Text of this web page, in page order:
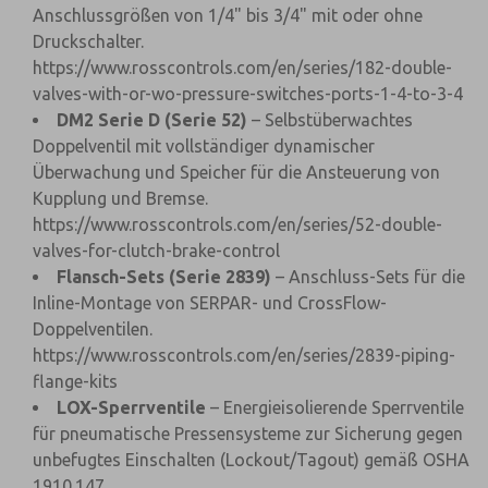
Anschlussgrößen von 1/4" bis 3/4" mit oder ohne
Druckschalter.
https://www.rosscontrols.com/en/series/182-double-
valves-with-or-wo-pressure-switches-ports-1-4-to-3-4
DM2 Serie D (Serie 52) – Selbstüberwachtes
Doppelventil mit vollständiger dynamischer
Überwachung und Speicher für die Ansteuerung von
Kupplung und Bremse.
https://www.rosscontrols.com/en/series/52-double-
valves-for-clutch-brake-control
Flansch-Sets (Serie 2839) – Anschluss-Sets für die
Inline-Montage von SERPAR- und CrossFlow-
Doppelventilen.
https://www.rosscontrols.com/en/series/2839-piping-
flange-kits
LOX-Sperrventile – Energieisolierende Sperrventile
für pneumatische Pressensysteme zur Sicherung gegen
unbefugtes Einschalten (Lockout/Tagout) gemäß OSHA